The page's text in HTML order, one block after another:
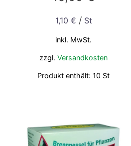
1,10 € / St
inkl. MwSt.
zzgl.Versandkosten
Produkt enthält: 10 St